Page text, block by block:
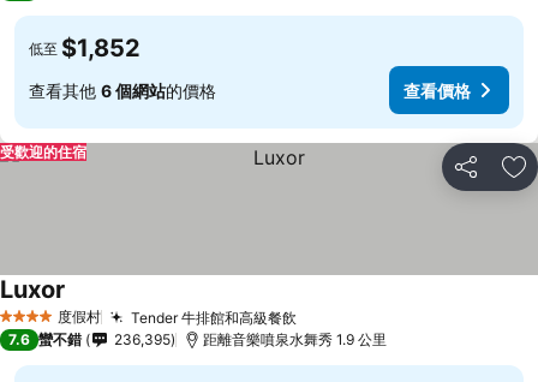
低至 $1,852
查看其他 6 個網站的價格 查看價格
分享 加
受歡迎的住宿
4 星級 度假村 Tender 牛排館和高級餐飲查看價格
Luxor
7.6 蠻不錯 236,395 距離音樂噴泉水舞秀 1.9 公里